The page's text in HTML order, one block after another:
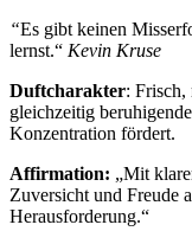
“Es gibt keinen
lernst.“ Kevin Kruse
Duftcharakter: Frisch,
gleichzeitig
Konzentration fördert.
Affirmation: „Mit
Zuversicht und Freude
Herausforderung.“